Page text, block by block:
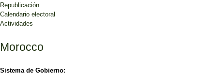
Republicación
Calendario electoral
Actividades
Morocco
Sistema de Gobierno: